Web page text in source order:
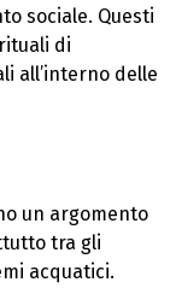
sociale. Questi
di
all’interno delle
un argomento
tra gli
acquatici.